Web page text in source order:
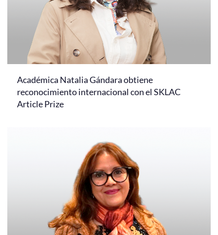
Académica Natalia Gándara obtiene
reconocimiento internacional con el SKLAC
Article Prize